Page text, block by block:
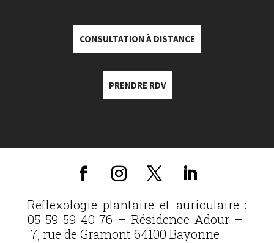
CONSULTATION À DISTANCE
PRENDRE RDV
Réflexologie plantaire et auriculaire :
05 59 59 40 76 – Résidence Adour –
7, rue de Gramont 64100 Bayonne